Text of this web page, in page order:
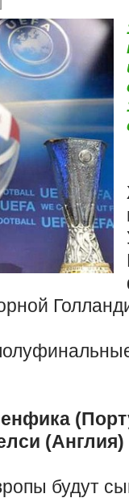
(Англия)
будут